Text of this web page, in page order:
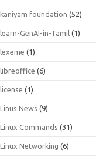
kaniyam foundation (52)
learn-GenAI-in-Tamil (1)
lexeme (1)
libreoffice (6)
license (1)
Linus News (9)
Linux Commands (31)
Linux Networking (6)